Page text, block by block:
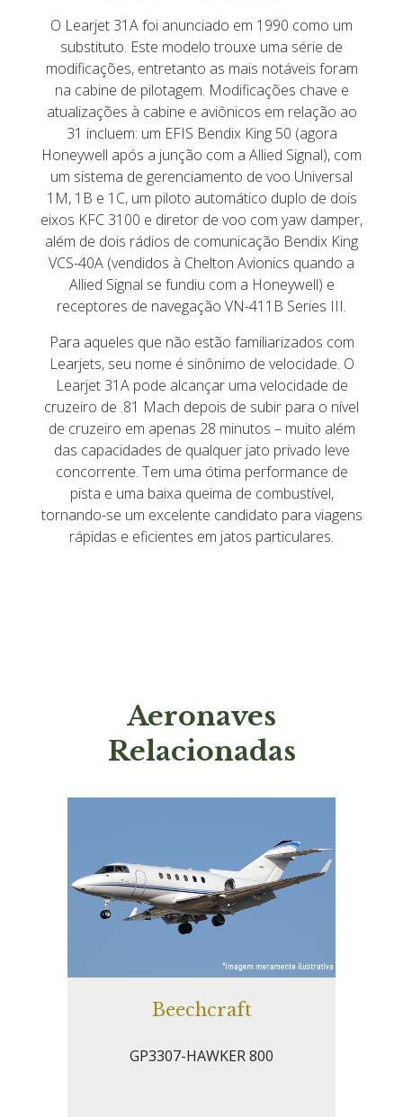
O Learjet 31A foi anunciado em 1990 como um
substituto. Este modelo trouxe uma série de
modificações, entretanto as mais notáveis foram
na cabine de pilotagem. Modificações chave e
atualizações à cabine e aviônicos em relação ao
31 incluem: um EFIS Bendix King 50 (agora
Honeywell após a junção com a Allied Signal), com
um sistema de gerenciamento de voo Universal
1M, 1B e 1C, um piloto automático duplo de dois
eixos KFC 3100 e diretor de voo com yaw damper,
além de dois rádios de comunicação Bendix King
VCS-40A (vendidos à Chelton Avionics quando a
Allied Signal se fundiu com a Honeywell) e
receptores de navegação VN-411B Series III.
Para aqueles que não estão familiarizados com
Learjets, seu nome é sinônimo de velocidade. O
Learjet 31A pode alcançar uma velocidade de
cruzeiro de .81 Mach depois de subir para o nível
de cruzeiro em apenas 28 minutos – muito além
das capacidades de qualquer jato privado leve
concorrente. Tem uma ótima performance de
pista e uma baixa queima de combustível,
tornando-se um excelente candidato para viagens
rápidas e eficientes em jatos particulares.
Aeronaves
Relacionadas
Beechcraft
GP3307-HAWKER 800